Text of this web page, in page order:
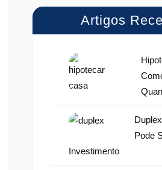
Artigos
Pode
Investimento